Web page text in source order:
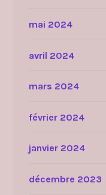
mai 2024
avril 2024
mars 2024
février 2024
janvier 2024
décembre 2023